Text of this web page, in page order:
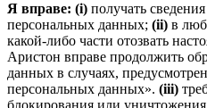
Я вправе: (i) получать
персональных данных; (ii) в
какой-либо части отозвать
Аристон вправе продолжить
данных в случаях,
персональных данных». (iii)
блокирования или